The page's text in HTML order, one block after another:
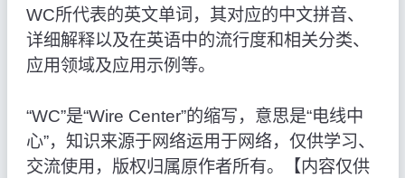
WC所代表的英文单词，其对应的中文拼音、
详细解释以及在英语中的流行度和相关分类、
应用领域及应用示例等。
“WC”是“Wire Center”的缩写，意思是“电线中
心”，知识来源于网络运用于网络，仅供学习、
交流使用，版权归属原作者所有。【内容仅供